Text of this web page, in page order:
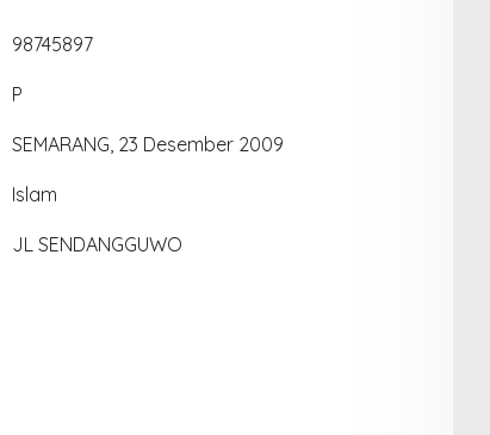
98745897
P
SEMARANG, 23 Desember 2009
Islam
JL SENDANGGUWO